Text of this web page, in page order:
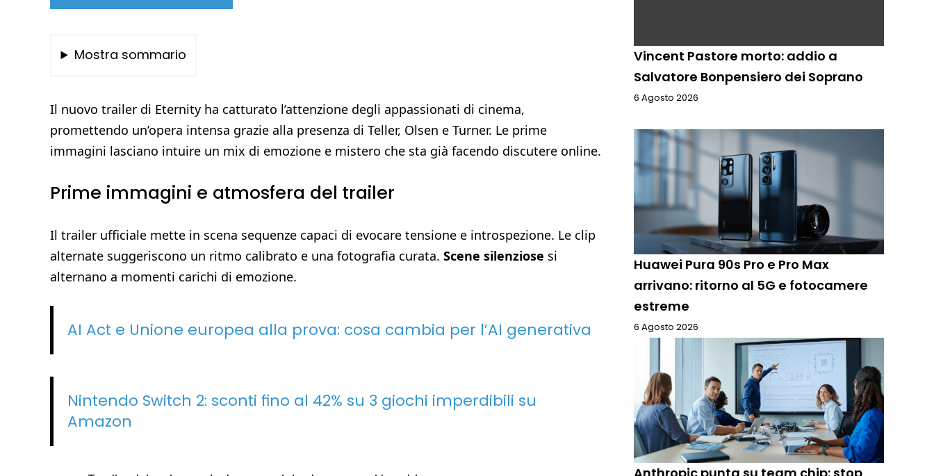
Mostra sommario
Il nuovo trailer di Eternity ha catturato l’attenzione degli appassionati di cinema,
promettendo un’opera intensa grazie alla presenza di Teller, Olsen e Turner. Le prime
immagini lasciano intuire un mix di emozione e mistero che sta già facendo discutere online.
Prime immagini e atmosfera del trailer
Il trailer ufficiale mette in scena sequenze capaci di evocare tensione e introspezione. Le clip
alternate suggeriscono un ritmo calibrato e una fotografia curata. Scene silenziose si
alternano a momenti carichi di emozione.
AI Act e Unione europea alla prova: cosa cambia per l’AI generativa
Nintendo Switch 2: sconti fino al 42% su 3 giochi imperdibili su
Amazon
Vincent Pastore morto: addio a
Salvatore Bonpensiero dei Soprano
6 Agosto 2026
Huawei Pura 90s Pro e Pro Max
arrivano: ritorno al 5G e fotocamere
estreme
6 Agosto 2026